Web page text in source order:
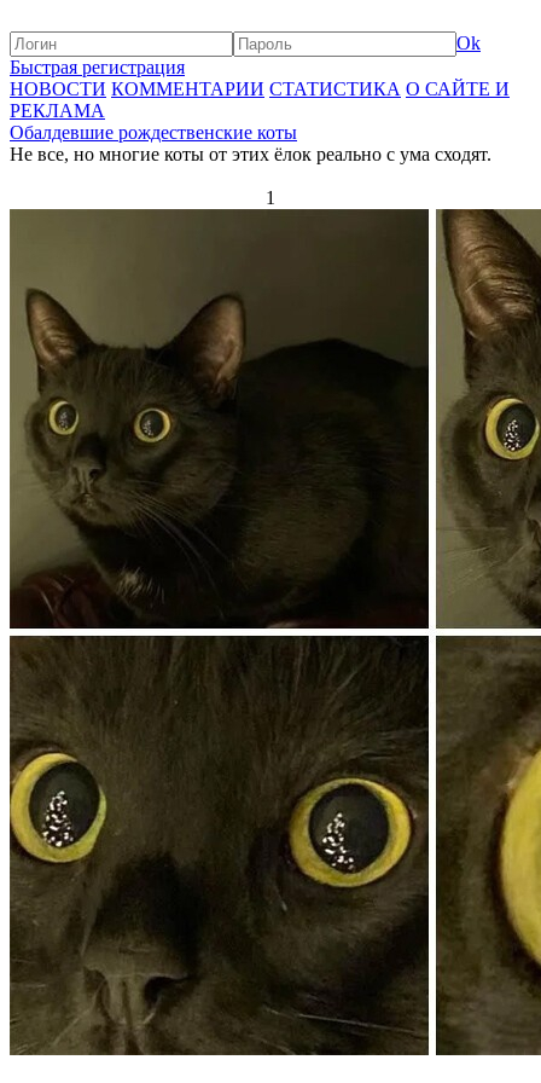
Ok
Быстрая регистрация
НОВОСТИ КОММЕНТАРИИ СТАТИСТИКА О САЙТЕ И
РЕКЛАМА
Обалдевшие рождественские коты
Не все, но многие коты от этих ёлок реально с ума сходят.
1